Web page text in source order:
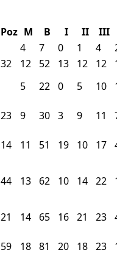
Poz M B I II
III
4 7 0 1 4
32 12 52 13 12 12
5 22 0 5 10
23 9 30 3 9 11
14 11 51 19 10 17
44 13 62 10 14 22
21 14 65 16 21 23
59 18 81 20 18 23